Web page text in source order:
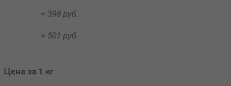
≈ 398 руб.
≈ 501 руб.
Цена за 1 кг